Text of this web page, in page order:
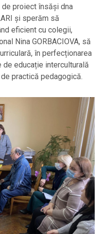
proiect însăși dna
și sperăm să
eficient cu colegii,
Nina GORBACIOVA, să
în perfecționarea
educație interculturală
practică pedagogică.